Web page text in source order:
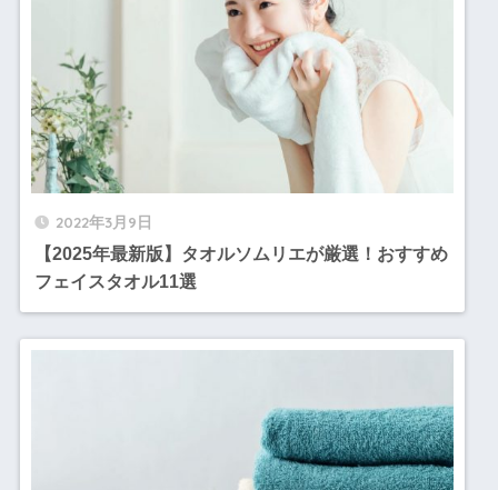
2022年3月9日
【2025年最新版】タオルソムリエが厳選！おすすめ
フェイスタオル11選